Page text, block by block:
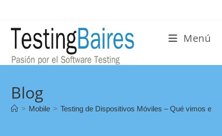
Menú
Blog
> Mobile > Testing de Dispositivos Móviles – Qué vimos el